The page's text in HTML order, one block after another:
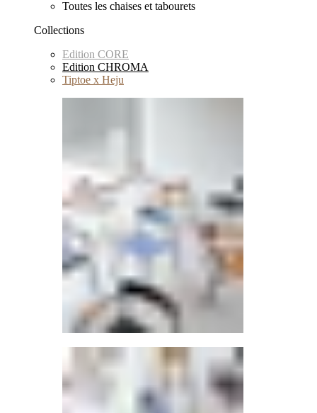
Toutes les chaises et tabourets
Collections
Edition CORE
Edition CHROMA
Tiptoe x Heju